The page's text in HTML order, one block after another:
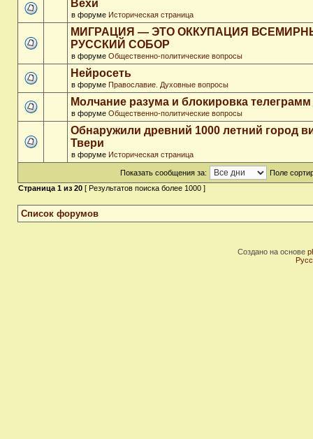
Вехи
в форуме Историческая страница
МИГРАЦИЯ — ЭТО ОККУПАЦИЯ
РУССКИЙ СОБОР
в форуме Общественно-политические вопросы
Нейросеть
в форуме Православие. Духовные вопросы
Молчание разума и блокировка телеграмм
в форуме Общественно-политические вопросы
Обнаружили древний 1000 летний город
Твери
в форуме Историческая страница
Показать сообщения за:
Поле
Страница 1 из 20 [ Результатов поиска более 1000 ]
Список форумов
Создано на основе